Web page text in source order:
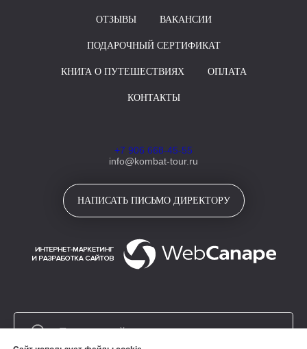
ОТЗЫВЫ ВАКАНСИИ
ПОДАРОЧНЫЙ СЕРТИФИКАТ
КНИГА О ПУТЕШЕСТВИЯХ ОПЛАТА
КОНТАКТЫ
+7 906 668-45-55
info@kombat-tour.ru
НАПИСАТЬ ПИСЬМО ДИРЕКТОРУ